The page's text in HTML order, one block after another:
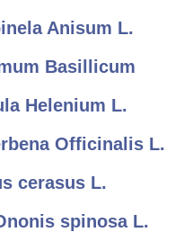
Anisum L.
Basillicum
Helenium L.
Officinalis L.
cerasus L.
spinosa L.